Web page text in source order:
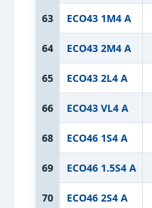
63 ECO43 1M4 A
64 ECO43 2M4 A
65 ECO43 2L4 A
66 ECO43 VL4 A
68 ECO46 1S4 A
69 ECO46 1.5S4 A
70 ECO46 2S4 A